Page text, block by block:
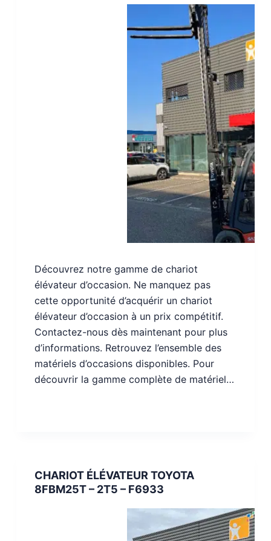
Découvrez notre gamme de chariot
élévateur d’occasion. Ne manquez pas
cette opportunité d’acquérir un chariot
élévateur d’occasion à un prix compétitif.
Contactez-nous dès maintenant pour plus
d’informations. Retrouvez l’ensemble des
matériels d’occasions disponibles. Pour
découvrir la gamme complète de matériel…
CHARIOT ÉLÉVATEUR TOYOTA
8FBM25T – 2T5 – F6933